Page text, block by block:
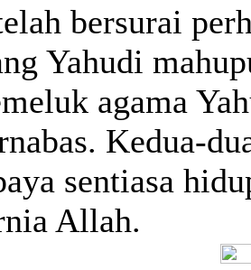
bersurai
Yahudi
agama
Kedua-
sentiasa
Allah.